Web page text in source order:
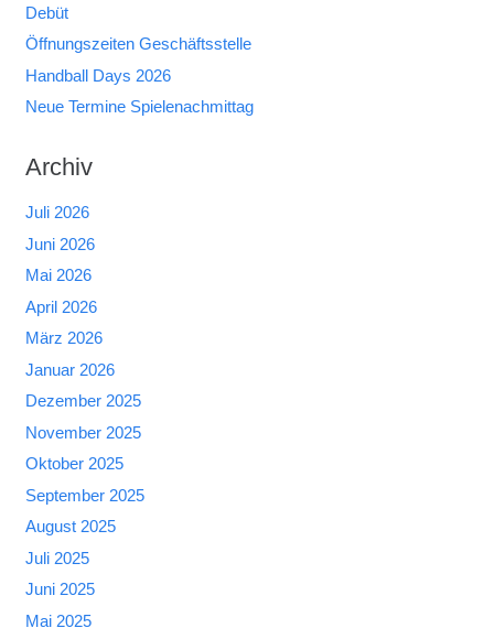
Debüt
Öffnungszeiten Geschäftsstelle
Handball Days 2026
Neue Termine Spielenachmittag
Archiv
Juli 2026
Juni 2026
Mai 2026
April 2026
März 2026
Januar 2026
Dezember 2025
November 2025
Oktober 2025
September 2025
August 2025
Juli 2025
Juni 2025
Mai 2025